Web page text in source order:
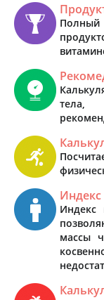
тела,
Индекс
Индекс
массы